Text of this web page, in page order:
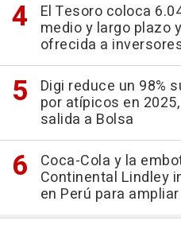
El Tesoro coloca
medio y largo plazo
ofrecida a
Digi reduce un 98%
por atípicos en
salida a Bolsa
Coca-Cola y la
Continental Lindley
en Perú para